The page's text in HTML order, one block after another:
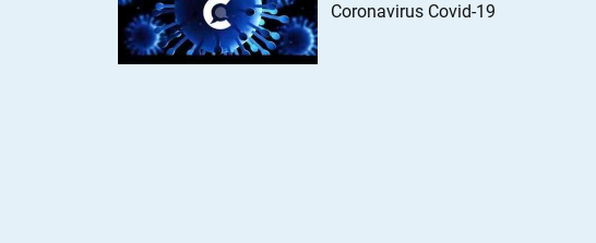
Coronavirus Covid-19